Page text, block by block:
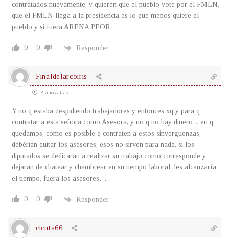
contratados nuevamente, y quieren que el pueblo vote por el FMLN,
que el FMLN llega a la presidencia es lo que menos quiere el
pueblo y si fuera ARENA PEOR.
0 0 Responder
Finaldelarcoiris
8 años atrás
Y no q estaba despidiendo trabajadores y entonces xq y para q
contratar a esta señora como Asesora, y no q no hay dinero…en q
quedamos, como es posible q contraten a estos sinverguenzas,
debérian quitar los asesores, esos no sirven para nada, si los
diputados se dedicaran a realizar su trabajo como corresponde y
dejaran de chatear y chambrear en su tiempo laboral, les alcanzaría
el tiempo, fuera los asesores…
0 0 Responder
cicuta66